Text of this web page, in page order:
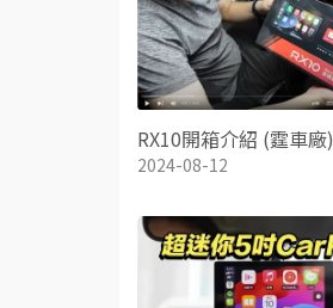
RX10開箱介紹 (霆車廠)
2024-08-12